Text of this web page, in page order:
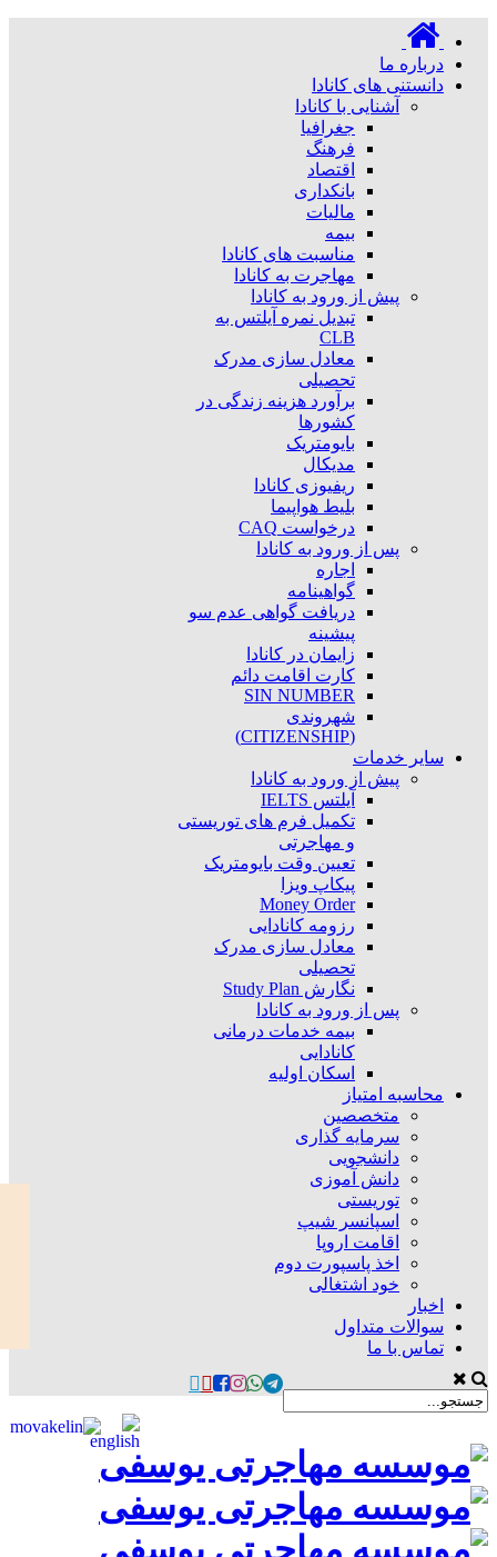
درباره ما
دانستنی های کانادا
آشنایی با کانادا
جغرافیا
فرهنگ
اقتصاد
بانکداری
مالیات
بیمه
مناسبت های کانادا
مهاجرت به کانادا
پیش از ورود به کانادا
تبدیل نمره آیلتس به
CLB
معادل سازی مدرک
تحصیلی
برآورد هزینه زندگی در
کشورها
بایومتریک
مدیکال
ریفیوزی کانادا
بلیط هواپیما
درخواست CAQ
پس از ورود به کانادا
اجاره
گواهینامه
دریافت گواهی عدم سو
پیشینه
زایمان در کانادا
کارت اقامت دائم
SIN NUMBER
شهروندی
(CITIZENSHIP)
سایر خدمات
پیش از ورود به کانادا
آیلتس IELTS
تکمیل فرم های توریستی
و مهاجرتی
تعیین وقت بایومتریک
پیکاپ ویزا
Money Order
رزومه کانادایی
معادل سازی مدرک
تحصیلی
نگارش Study Plan
پس از ورود به کانادا
بیمه خدمات درمانی
کانادایی
اسکان اولیه
محاسبه امتیاز
متخصصین
سرمایه گذاری
دانشجویی
دانش آموزی
توریستی
اسپانسر شیپ
اقامت اروپا
اخذ پاسپورت دوم
خود اشتغالی
اخبار
سوالات متداول
تماس با ما